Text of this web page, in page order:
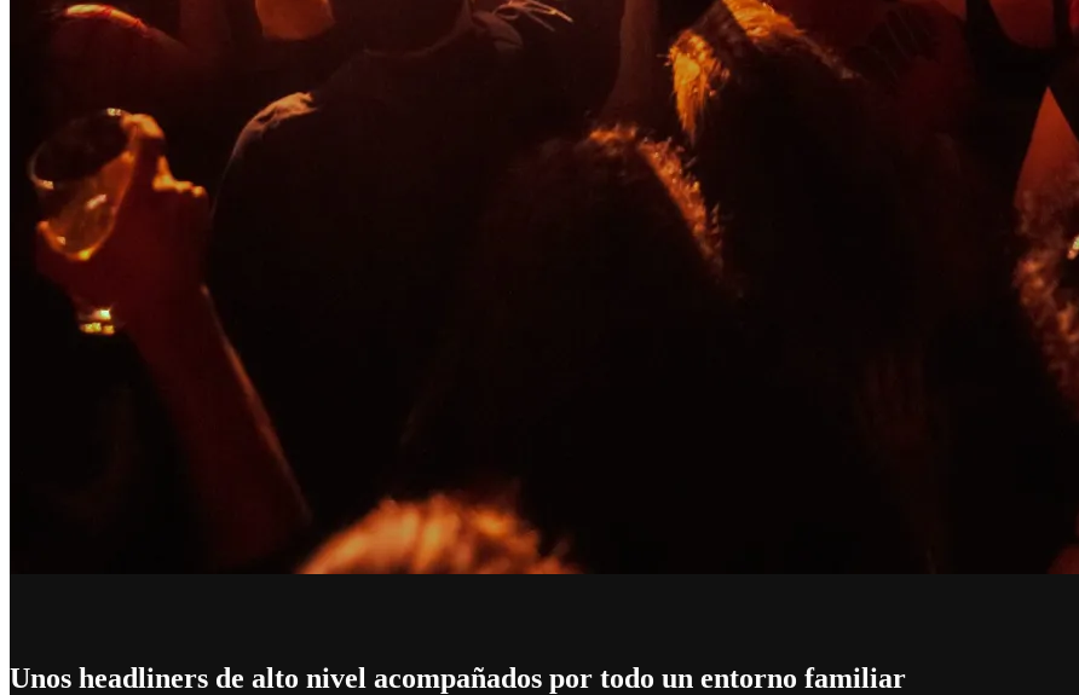
Unos headliners de alto nivel acompañados por todo un entorno familiar